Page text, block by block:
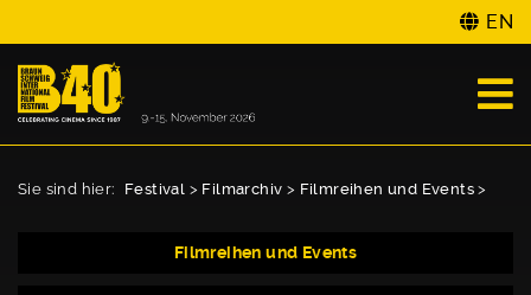
EN
Sie sind hier: Festival > Filmarchiv > Filmreihen und Events >
Filmreihen und Events